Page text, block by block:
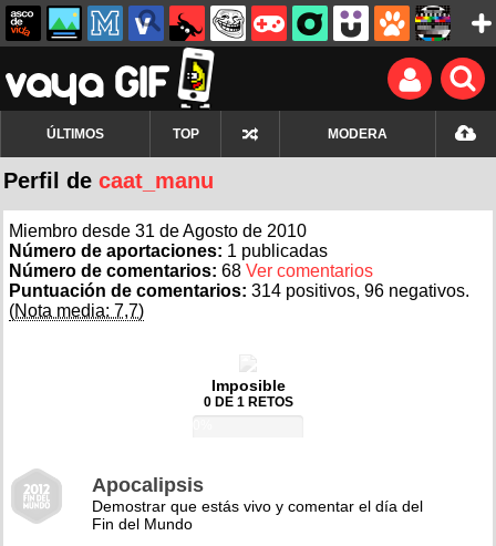
ÚLTIMOS TOP MODERA
Perfil de caat_manu
Miembro desde 31 de Agosto de 2010
Número de aportaciones: 1 publicadas
Número de comentarios: 68 Ver comentarios
Puntuación de comentarios: 314 positivos, 96 negativos.
(Nota media: 7,7)
Imposible
0 DE 1 RETOS
Apocalipsis
Demostrar que estás vivo y comentar el día del
Fin del Mundo